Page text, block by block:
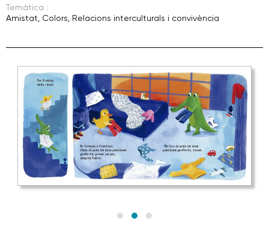
Temàtica :
Amistat Colors Relacions interculturals i convivència